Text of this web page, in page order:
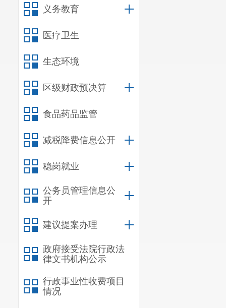
义务教育
医疗卫生
生态环境
区级财政预决算
食品药品监管
减税降费信息公开
稳岗就业
公务员管理信息公
开
建议提案办理
政府接受法院行政法
律文书机构公示
行政事业性收费项目
情况